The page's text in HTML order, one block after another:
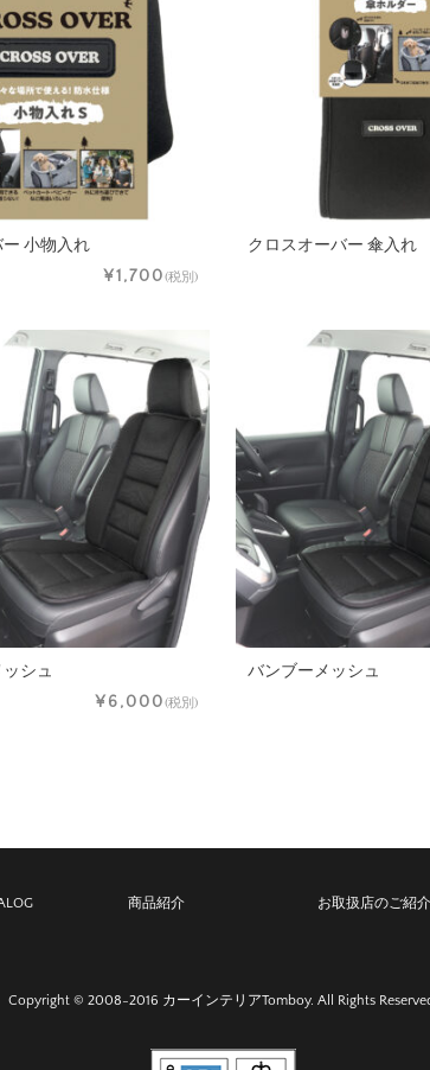
小物入れ
¥1,700(税別)
クロスオーバー 傘入れ
シュ
¥6,000(税別)
バンブーメッシュ
商品紹介 お取扱店のご紹介
Copyright © 2008-2016 カーインテリアTomboy. All Rights